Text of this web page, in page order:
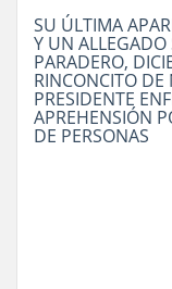
SU ÚLTIMA
Y UN ALLEGADO
PARADERO,
RINCONCITO DE
PRESIDENTE
APREHENSIÓN
DE PERSONAS